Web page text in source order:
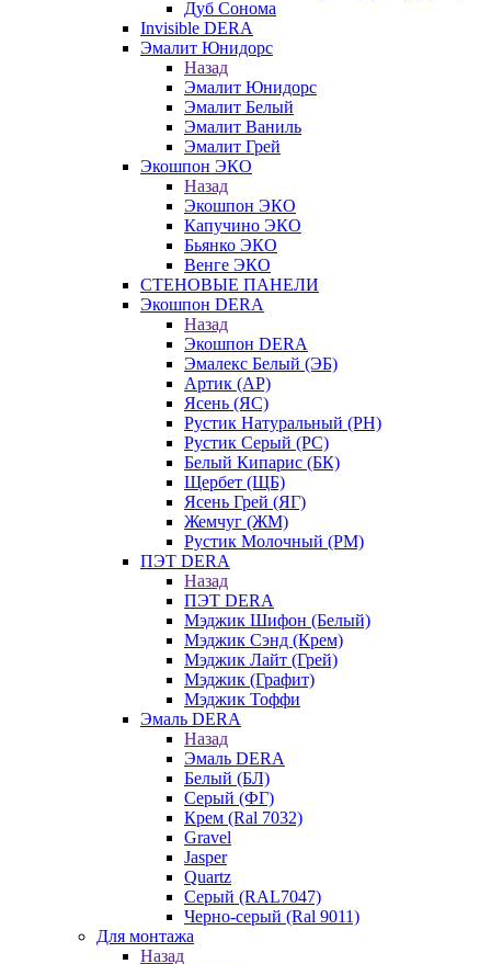
Дуб Сонома
Invisible DERA
Эмалит Юнидорс
Назад
Эмалит Юнидорс
Эмалит Белый
Эмалит Ваниль
Эмалит Грей
Экошпон ЭКО
Назад
Экошпон ЭКО
Капучино ЭКО
Бьянко ЭКО
Венге ЭКО
СТЕНОВЫЕ ПАНЕЛИ
Экошпон DERA
Назад
Экошпон DERA
Эмалекс Белый (ЭБ)
Артик (АР)
Ясень (ЯС)
Рустик Натуральный (РН)
Рустик Серый (РС)
Белый Кипарис (БК)
Щербет (ЩБ)
Ясень Грей (ЯГ)
Жемчуг (ЖМ)
Рустик Молочный (РМ)
ПЭТ DERA
Назад
ПЭТ DERA
Мэджик Шифон (Белый)
Мэджик Сэнд (Крем)
Мэджик Лайт (Грей)
Мэджик (Графит)
Мэджик Тоффи
Эмаль DERA
Назад
Эмаль DERA
Белый (БЛ)
Серый (ФГ)
Крем (Ral 7032)
Gravel
Jasper
Quartz
Серый (RAL7047)
Черно-серый (Ral 9011)
Для монтажа
Назад